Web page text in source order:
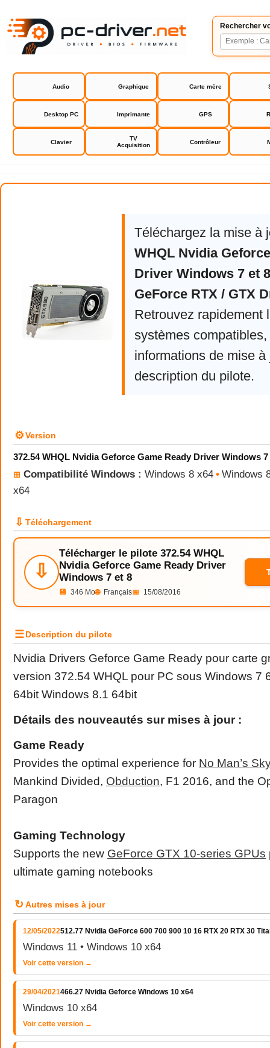
Rechercher
Audio Graphique Carte mère
Desktop PC Imprimante GPS
Clavier
TV
Acquisition
Contrôleur
NVIDIA GeForce RTX / GTX
Téléchargez la mise à
WHQL Nvidia
Driver Windows 7 et 8
GeForce RTX / GTX
Retrouvez rapidement
systèmes compatibles,
informations de mise à
description du pilote.
⚙Version
372.54 WHQL Nvidia Geforce Game Ready Driver Windows 7
⊞ Compatibilité Windows : Windows 8 x64 • Windows
x64
⇩ Téléchargement
⇩
Télécharger le pilote 372.54 WHQL
Nvidia Geforce Game Ready Driver
Windows 7 et 8
💾 346 Mo🌐 Français📅 15/08/2016
☰Description du pilote
Nvidia Drivers Geforce Game Ready pour carte
version 372.54 WHQL pour PC sous Windows 7
64bit Windows 8.1 64bit
Détails des nouveautés sur mises à jour :
Game Ready
Provides the optimal experience for No Man’s Sky
Mankind Divided, Obduction, F1 2016, and the
Paragon
Gaming Technology
Supports the new GeForce GTX 10-series GPUs
ultimate gaming notebooks
↻ Autres mises à jour
12/05/2022512.77 Nvidia GeForce 600 700 900 10 16 RTX 20 RTX 30
Windows 11 • Windows 10 x64
Voir cette version →
29/04/2021466.27 Nvidia Geforce Windows 10 x64
Windows 10 x64
Voir cette version →